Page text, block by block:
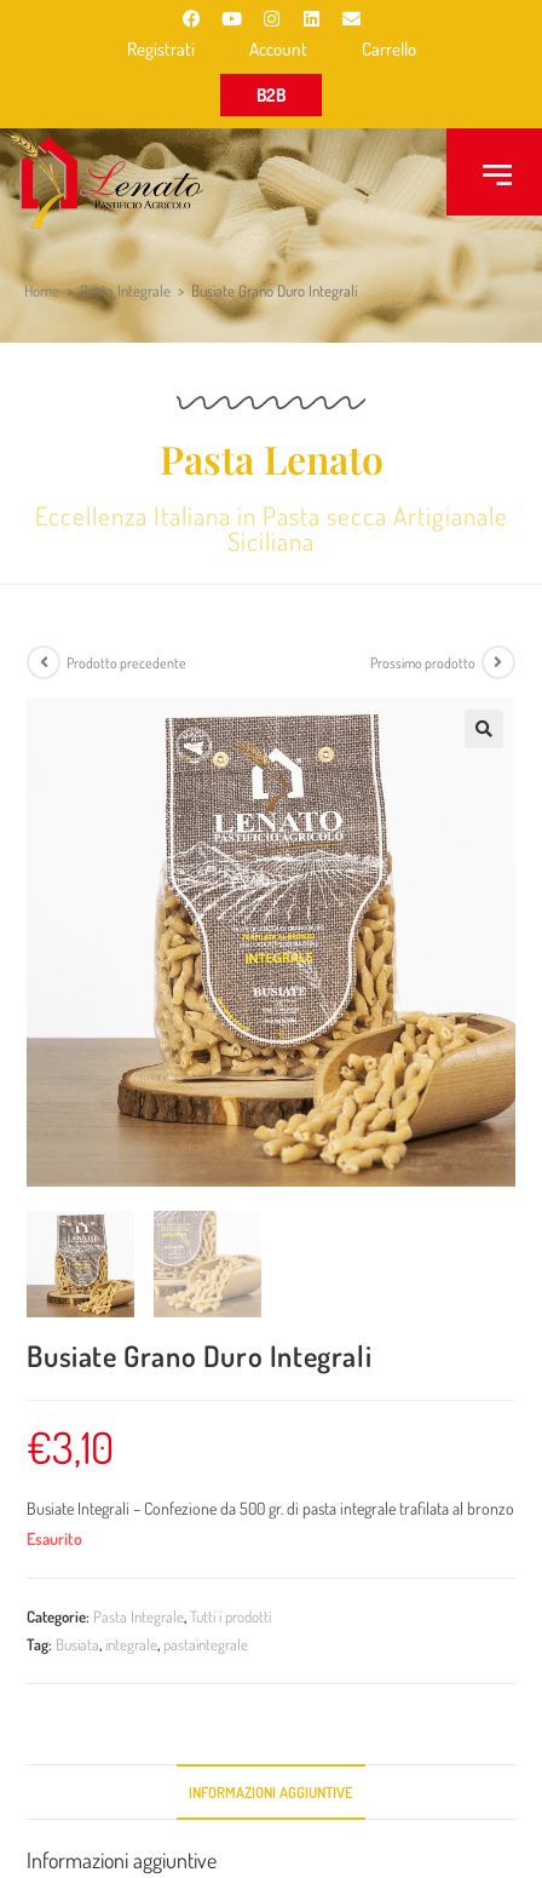
Registrati Account
Carrello
B2B
Home > Pasta Integrale > Busiate Grano Duro Integrali
Pasta Lenato
Eccellenza Italiana in Pasta secca Artigianale
Siciliana
Prodotto precedente Prossimo prodotto
Busiate Grano Duro Integrali
€3,10
Busiate Integrali – Confezione da 500 gr. di pasta integrale trafilata al bronzo
Esaurito
Categorie: Pasta Integrale,Tutti i prodotti
Tag: Busiata, integrale, pastaintegrale
INFORMAZIONI AGGIUNTIVE
Informazioni aggiuntive